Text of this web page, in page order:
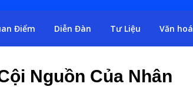
Điểm Diễn Đàn Tư Liệu Văn hoá
Nguồn Của Nhân